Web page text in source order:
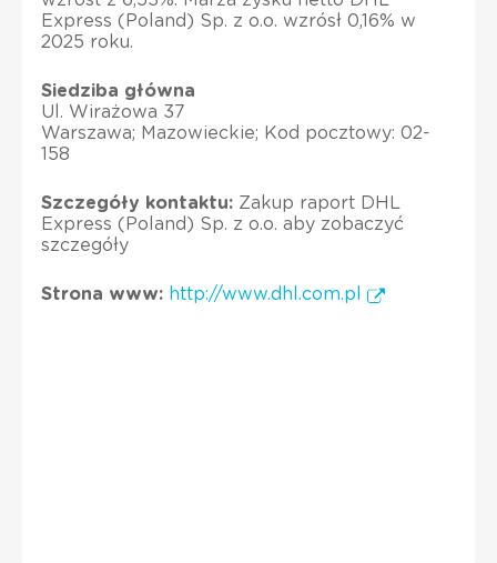
Express (Poland) Sp. z o.o. wzrósł 0,16% w
2025 roku.
Siedziba główna
Ul. Wirażowa 37
Warszawa; Mazowieckie; Kod pocztowy: 02-
158
Szczegóły kontaktu: Zakup raport DHL
Express (Poland) Sp. z o.o. aby zobaczyć
szczegóły
Strona www: http://www.dhl.com.pl